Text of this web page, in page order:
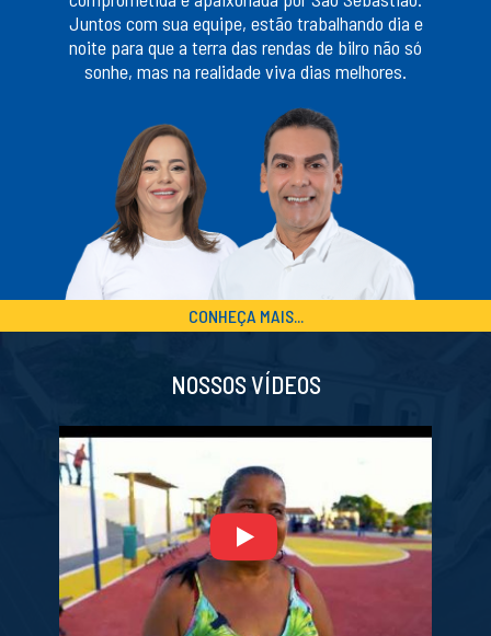
Juntos com sua equipe, estão trabalhando dia e
noite para que a terra das rendas de bilro não só
sonhe, mas na realidade viva dias melhores.
CONHEÇA MAIS...
NOSSOS VÍDEOS